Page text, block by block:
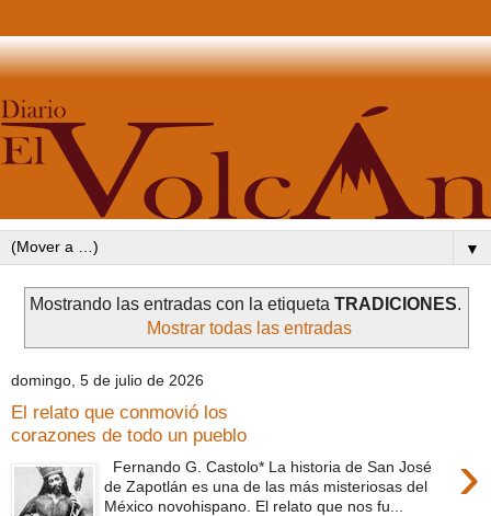
▼
Mostrando las entradas con la etiqueta TRADICIONES.
Mostrar todas las entradas
domingo, 5 de julio de 2026
El relato que conmovió los
corazones de todo un pueblo
›
Fernando G. Castolo* La historia de San José
de Zapotlán es una de las más misteriosas del
México novohispano. El relato que nos fu...